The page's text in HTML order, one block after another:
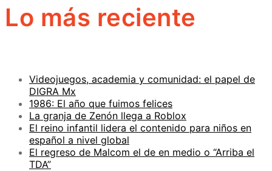
Lo más reciente
Videojuegos, academia y comunidad: el papel de
DIGRA Mx
1986: El año que fuimos felices
La granja de Zenón llega a Roblox
El reino infantil lidera el contenido para niños en
español a nivel global
El regreso de Malcom el de en medio o “Arriba el
TDA”